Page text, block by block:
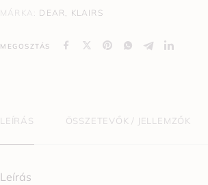
MÁRKA: DEAR, KLAIRS
MEGOSZTÁS
LEÍRÁS ÖSSZETEVŐK / JELLEMZŐK
Leírás